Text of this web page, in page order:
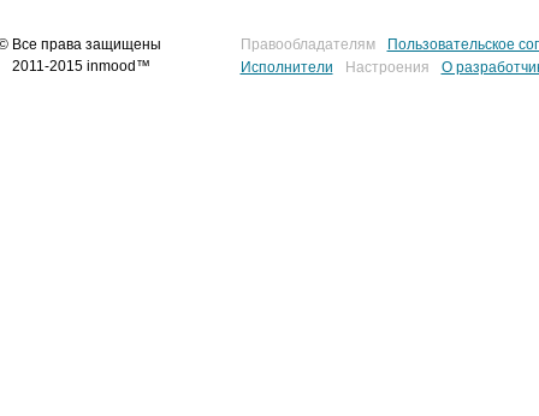
Все права защищены
2011-2015 inmood™
Правообладателям
Пользовательское
Исполнители
Настроения О